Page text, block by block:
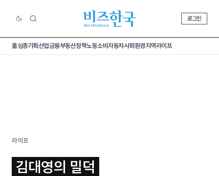
로그인
홈심층기획산업금융부동산정책노동소비 자동차사회환경지역라이프
라이프
김대영의 밀덕